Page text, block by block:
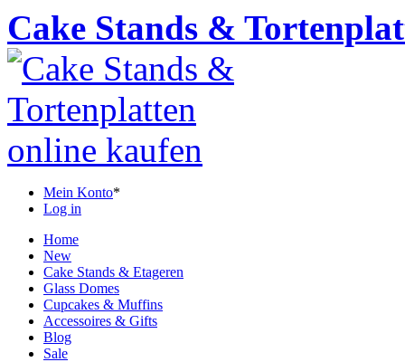
Cake Stands &
Mein Konto*
Log in
Home
New
Cake Stands & Etageren
Glass Domes
Cupcakes & Muffins
Accessoires & Gifts
Blog
Sale